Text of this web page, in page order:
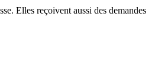
Elles reçoivent aussi des demandes